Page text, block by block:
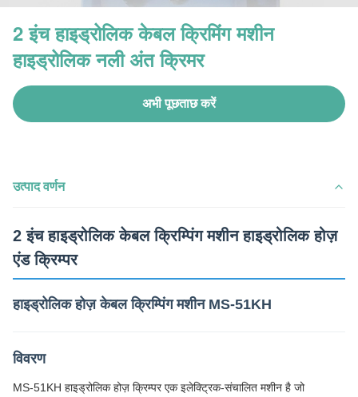
2 इंच हाइड्रोलिक केबल क्रिमिंग मशीन
हाइड्रोलिक नली अंत क्रिमर
अभी पूछताछ करें
उत्पाद वर्णन
2 इंच हाइड्रोलिक केबल क्रिम्पिंग मशीन हाइड्रोलिक होज़
एंड क्रिम्पर
हाइड्रोलिक होज़ केबल क्रिम्पिंग मशीन MS-51KH
विवरण
MS-51KH हाइड्रोलिक होज़ क्रिम्पर एक इलेक्ट्रिक-संचालित मशीन है जो